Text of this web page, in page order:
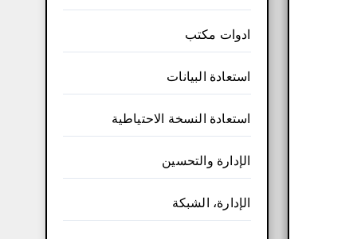
ادوات مكتب
استعادة البيانات
استعادة النسخة الاحتياطية
الإدارة والتحسين
الإدارة، الشبكة